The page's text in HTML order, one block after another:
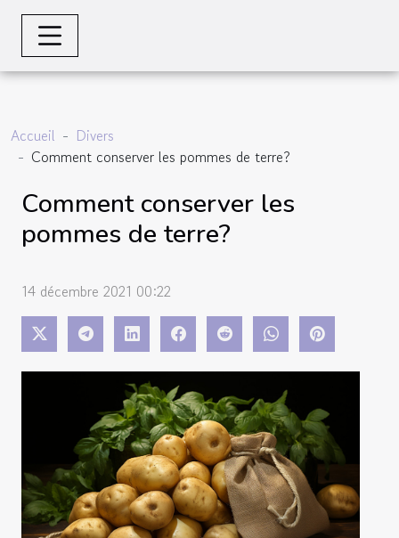
Accueil
Divers
Comment conserver les pommes de terre?
Comment conserver les
pommes de terre?
14 décembre 2021 00:22